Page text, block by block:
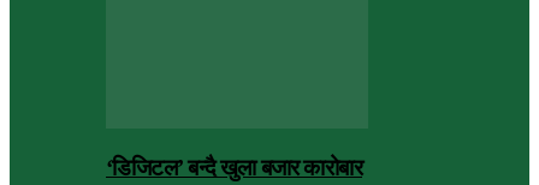
‘डिजिटल’ बन्दै खुला बजार कारोबार